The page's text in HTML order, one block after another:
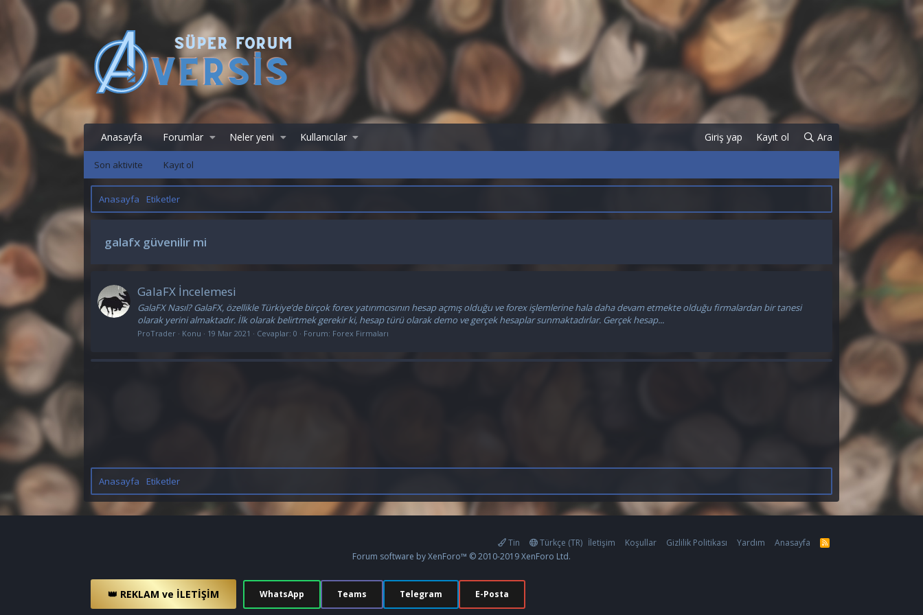
Anasayfa Forumlar Neler yeni Kullanıcılar Giriş yap Kayıt ol Ara
Son aktivite Kayıt ol
Anasayfa Etiketler
galafx güvenilir mi
GalaFX İncelemesi
GalaFX Nasıl? GalaFX, özellikle Türkiye’de birçok forex yatırımcısının hesap açmış olduğu ve forex işlemlerine hala daha devam etmekte olduğu firmalardan bir tanesi
olarak yerini almaktadır. İlk olarak belirtmek gerekir ki, hesap türü olarak demo ve gerçek hesaplar sunmaktadırlar. Gerçek hesap...
ProTrader Konu 19 Mar 2021 Cevaplar: 0 Forum: Forex Firmaları
Anasayfa Etiketler
Tin Türkçe (TR) İletişim Koşullar Gizlilik Politikası Yardım Anasayfa
R
S
Forum software by XenForo™ © 2010-2019 XenForo Ltd.
👑 REKLAM ve İLETİŞİM WhatsApp Teams Telegram E-Posta